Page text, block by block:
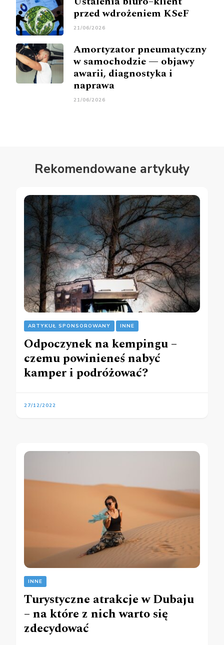
przed wdrożeniem KSeF
21/06/2026
Amortyzator pneumatyczny
w samochodzie — objawy
awarii, diagnostyka i
naprawa
21/06/2026
Rekomendowane artykuły
ARTYKUŁ SPONSOROWANY INNE
Odpoczynek na kempingu –
czemu powinieneś nabyć
kamper i podróżować?
27/12/2022
INNE
Turystyczne atrakcje w Dubaju
– na które z nich warto się
zdecydować